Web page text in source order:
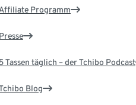
Affiliate Programm
Presse
5 Tassen täglich – der Tchibo Podcast
Blog